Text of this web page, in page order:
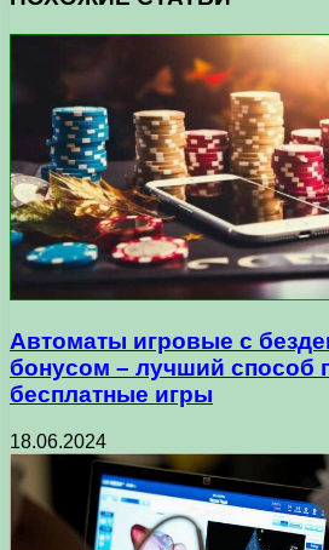
Автоматы игровые с
бонусом – лучший способ
бесплатные игры
18.06.2024